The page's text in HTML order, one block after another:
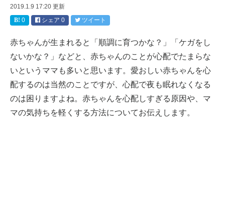
2019.1.9 17:20 更新
0
シェア 0 ツイート
赤ちゃんが生まれると「順調に育つかな？」「ケガをし
ないかな？」などと、赤ちゃんのことが心配でたまらな
いというママも多いと思います。愛おしい赤ちゃんを心
配するのは当然のことですが、心配で夜も眠れなくなる
のは困りますよね。赤ちゃんを心配しすぎる原因や、マ
マの気持ちを軽くする方法についてお伝えします。